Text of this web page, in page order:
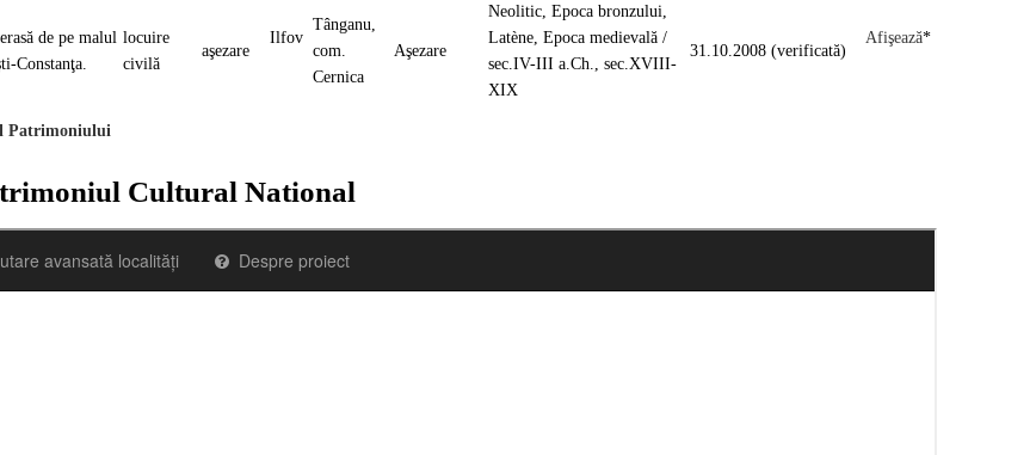
de pe malul
Constanţa.
locuire
civilă
aşezare
Ilfov
Tânganu,
com.
Cernica
Aşezare
Neolitic, Epoca bronzului,
Latène, Epoca medievală /
sec.IV-III a.Ch., sec.XVIII-
XIX
31.10.2008 (verificată)
Afişează*
Patrimoniului
Cultural National